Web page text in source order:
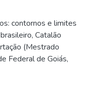
contornos e limites
Catalão
(Mestrado
Federal de Goiás,